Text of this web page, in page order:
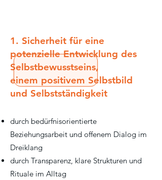
1. Sicherheit für eine
potenzielle Entwicklung des
Selbstbewusstseins,
einem positivem Selbstbild
und Selbstständigkeit
durch bedürfnisorientierte
Beziehungsarbeit und offenem Dialog im
Dreiklang
durch Transparenz, klare Strukturen und
Rituale im Alltag